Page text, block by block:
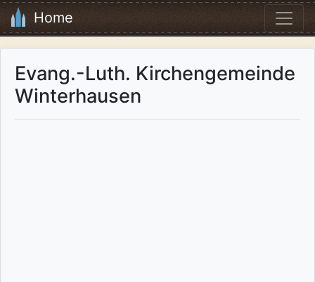
Home
Evang.-Luth. Kirchengemeinde
Winterhausen